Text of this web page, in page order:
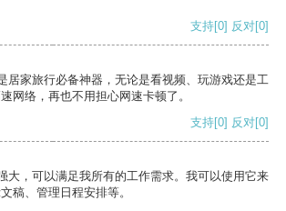
支持[0] 反对[0]
居家旅行必备神器，无论是看视频、玩游戏还是工
网络，再也不用担心网速卡顿了。
支持[0] 反对[0]
大，可以满足我所有的工作需求。我可以使用它来
稿、管理日程安排等。